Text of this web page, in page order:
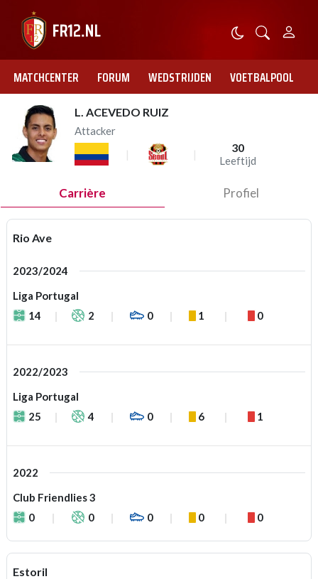
MATCHCENTER FORUM WEDSTRIJDEN VOETBALPOOL
L. ACEVEDO RUIZ
Attacker
30
Leeftijd
Carrière Profiel
Rio Ave
2023/2024
Liga Portugal
14
2 0 1 0
2022/2023
Liga Portugal
25
4 0 6 1
2022
Club Friendlies 3
0
0 0 0 0
Estoril